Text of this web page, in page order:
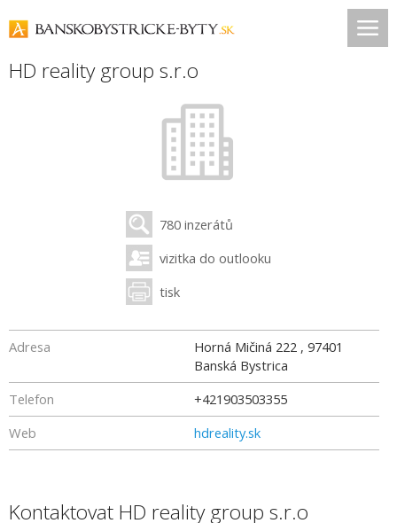
HD reality group s.r.o
780 inzerátů
vizitka do outlooku
tisk
Adresa Horná Mičiná 222 , 97401
Banská Bystrica
Telefon
+421903503355
Web
hdreality.sk
Kontaktovat HD reality group s.r.o